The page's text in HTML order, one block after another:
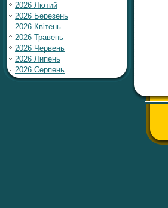
2026 Лютий
2026 Березень
2026 Квітень
2026 Травень
2026 Червень
2026 Липень
2026 Серпень